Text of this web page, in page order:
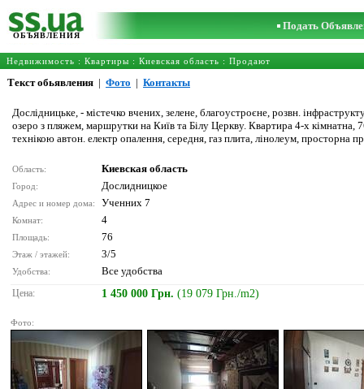
ОБЪЯВЛЕНИЯ
Подать
Недвижимость : Квартиры : Киевская область : Продают
Текст обьявления | Фото | Контакты
Дослідницьке, - містечко вчених, зелене, благоустроєне, розвн.
озеро з пляжем, маршрутки на Київ та Білу Церкву. Квартира 4-х
технікою автон. електр опалення, середня, газ плита, лінолеум,
Область: Киевская область
Город: Дослидницкое
Адрес и номер дома: Ученних 7
Комнат: 4
Площадь: 76
Этаж / этажей: 3/5
Удобства: Все удобства
Цена: 1 450 000 Грн. (19 079 Грн./m2)
Фото: